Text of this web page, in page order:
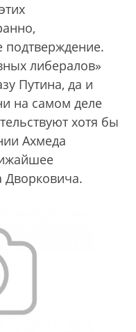
подтверждение.
либералов»
Путина, да и
на самом деле
хотя бы
Ахмеда
Дворковича.